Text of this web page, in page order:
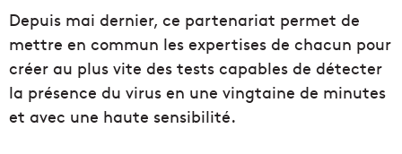
Depuis mai dernier, ce partenariat permet de
mettre en commun les expertises de chacun pour
créer au plus vite des tests capables de détecter
la présence du virus en une vingtaine de minutes
et avec une haute sensibilité.